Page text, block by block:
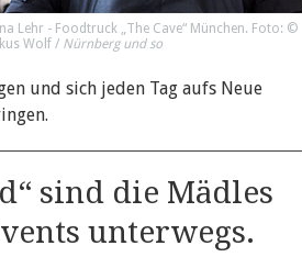
Lehr - Foodtruck „The Cave“ München. Foto: ©
Wolf / Nürnberg und so
und sich jeden Tag aufs Neue
sind die Mädles
unterwegs.